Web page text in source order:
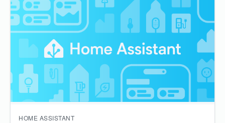
HOME ASSISTANT